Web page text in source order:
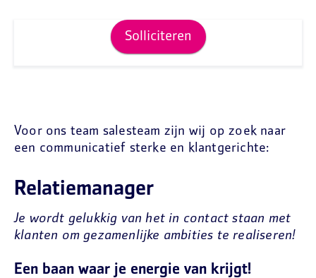
Solliciteren
Voor ons team salesteam zijn wij op zoek naar
een communicatief sterke en klantgerichte:
Relatiemanager
Je wordt gelukkig van het in contact staan met
klanten om gezamenlijke ambities te realiseren!
Een baan waar je energie van krijgt!